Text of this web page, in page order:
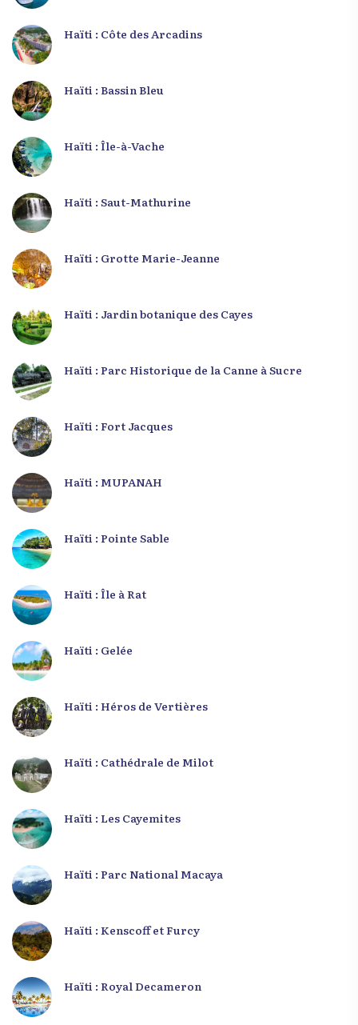
Haïti : Côte des Arcadins
Haïti : Bassin Bleu
Haïti : Île-à-Vache
Haïti : Saut-Mathurine
Haïti : Grotte Marie-Jeanne
Haïti : Jardin botanique des Cayes
Haïti : Parc Historique de la Canne à Sucre
Haïti : Fort Jacques
Haïti : MUPANAH
Haïti : Pointe Sable
Haïti : Île à Rat
Haïti : Gelée
Haïti : Héros de Vertières
Haïti : Cathédrale de Milot
Haïti : Les Cayemites
Haïti : Parc National Macaya
Haïti : Kenscoff et Furcy
Haïti : Royal Decameron